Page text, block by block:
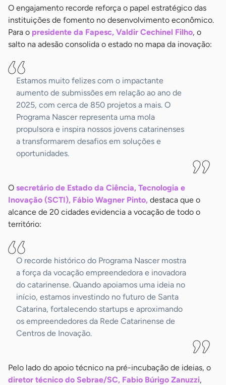
O engajamento recorde reforça o papel estratégico das
instituições de fomento no desenvolvimento econômico.
Para o presidente da Fapesc, Valdir Cechinel Filho, o
salto na adesão consolida o estado no mapa da inovação:
Estamos muito felizes com o impactante
aumento de submissões em relação ao ano de
2025, com cerca de 850 projetos a mais. O
Programa Nascer representa uma mola
propulsora e inspira nossos jovens catarinenses
a transformarem desafios em soluções e
oportunidades.
O secretário de Estado da Ciência, Tecnologia e
Inovação (SCTI), Fábio Wagner Pinto, destaca que o
alcance de 20 cidades evidencia a vocação de todo o
território:
O recorde histórico do Programa Nascer mostra
a força da vocação empreendedora e inovadora
do catarinense. Quando apoiamos uma ideia no
início, estamos investindo no futuro de Santa
Catarina, fortalecendo startups e aproximando
os empreendedores da Rede Catarinense de
Centros de Inovação.
Pelo lado do apoio técnico na pré-incubação de ideias, o
diretor técnico do Sebrae/SC, Fabio Búrigo Zanuzzi,